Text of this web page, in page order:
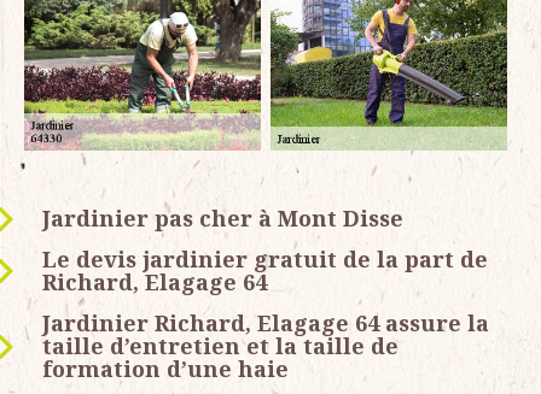
Jardinier pas cher à Mont Disse
Le devis jardinier gratuit de la part de
Richard, Elagage 64
Jardinier Richard, Elagage 64 assure la
taille d’entretien et la taille de
formation d’une haie